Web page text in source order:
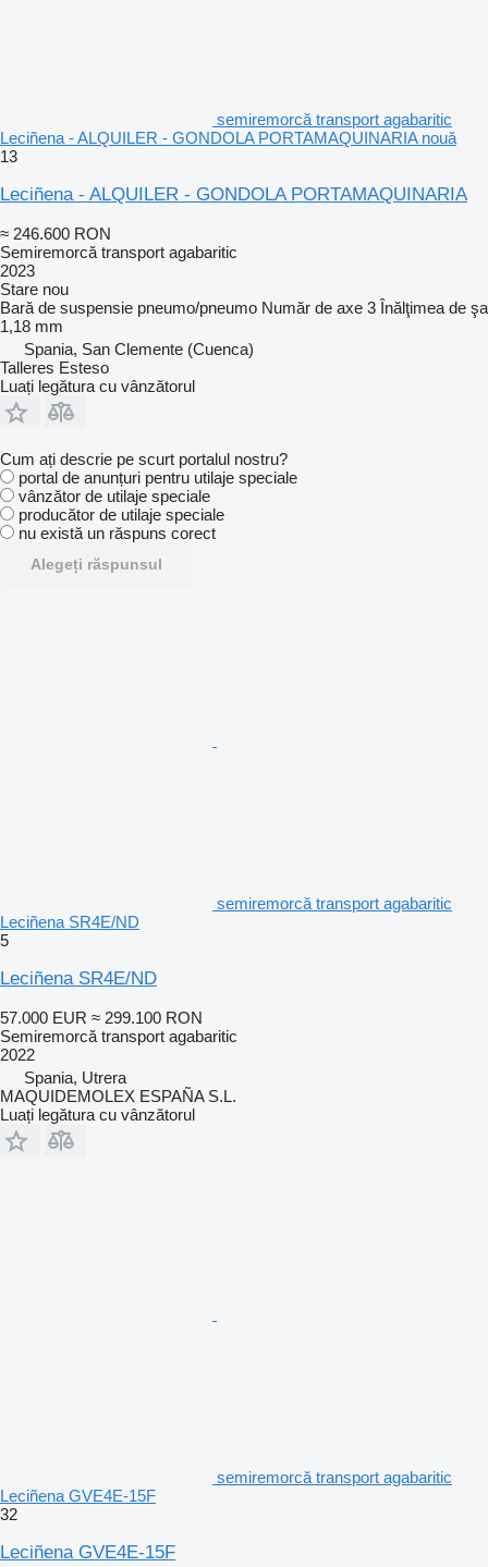
semiremorcă transport agabaritic
Leciñena - ALQUILER - GONDOLA PORTAMAQUINARIA nouă
13
Leciñena - ALQUILER - GONDOLA PORTAMAQUINARIA
≈ 246.600 RON
Semiremorcă transport agabaritic
2023
Stare nou
Bară de suspensie pneumo/pneumo Număr de axe 3 Înălţimea de şa
1,18 mm
Spania, San Clemente (Cuenca)
Talleres Esteso
Luați legătura cu vânzătorul
Cum ați descrie pe scurt portalul nostru?
portal de anunțuri pentru utilaje speciale
vânzător de utilaje speciale
producător de utilaje speciale
nu există un răspuns corect
Alegeți răspunsul
semiremorcă transport agabaritic
Leciñena SR4E/ND
5
Leciñena SR4E/ND
57.000 EUR ≈ 299.100 RON
Semiremorcă transport agabaritic
2022
Spania, Utrera
MAQUIDEMOLEX ESPAÑA S.L.
Luați legătura cu vânzătorul
semiremorcă transport agabaritic
Leciñena GVE4E-15F
32
Leciñena GVE4E-15F